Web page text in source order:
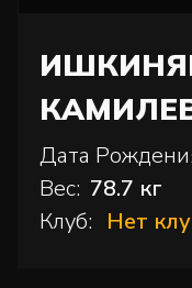
Дата
Вес: 78.7 кг
Клуб: Нет